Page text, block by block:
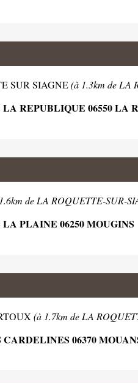
SUR SIAGNE(à 1.3km de LA
LA REPUBLIQUE 06550 LA
de LA ROQUETTE-SUR-
LA PLAINE 06250 MOUGINS
(à 1.7km de LA
CARDELINES 06370